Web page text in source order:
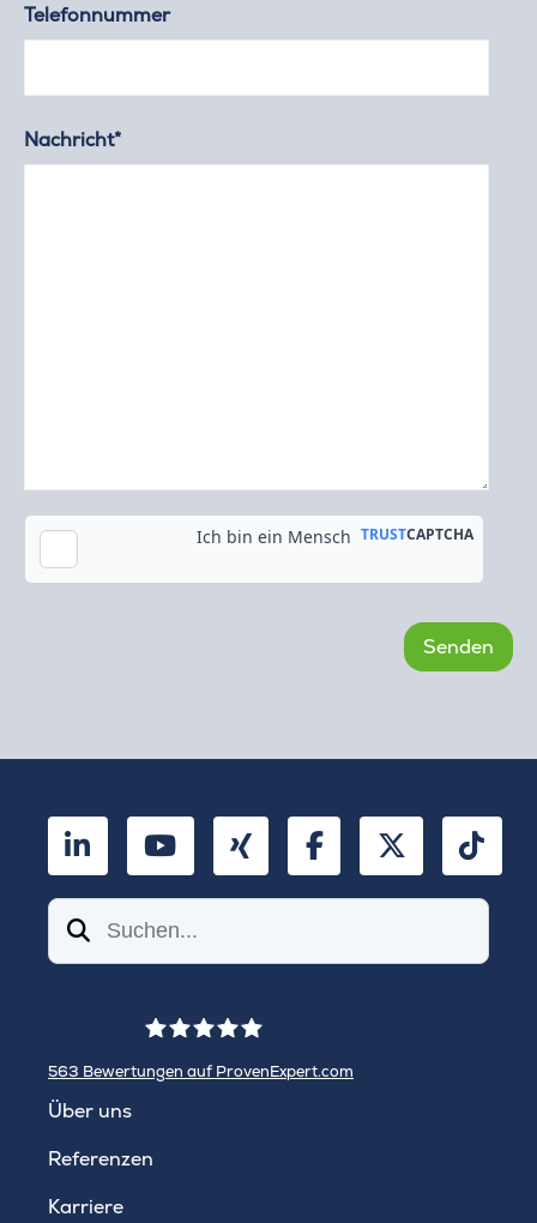
Telefonnummer
Nachricht*
Kopie an meine E-Mail-Adresse senden
LinkedInYouTubeXing FacebookTwitter
Suchen
563 Bewertungen auf ProvenExpert.com
Über uns
Referenzen
Karriere